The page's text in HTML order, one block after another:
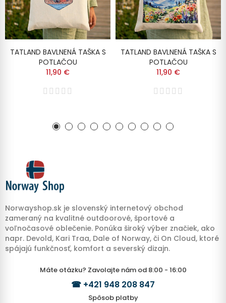
TATLAND BAVLNENÁ TAŠKA S
POTLAČOU
11,90 €
TATLAND BAVLNENÁ TAŠKA S
POTLAČOU
11,90 €
Norwayshop.sk je slovenský internetový obchod
zameraný na kvalitné outdoorové, športové a
voľnočasové oblečenie. Ponúka široký výber značiek, ako
napr. Devold, Kari Traa, Dale of Norway, či On Cloud, ktoré
spájajú funkčnosť, komfort a severský dizajn.
Máte otázku? Zavolajte nám od 8:00 - 16:00
☎ +421 948 208 847
Spôsob platby